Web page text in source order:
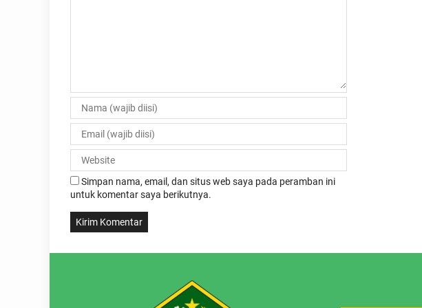
Simpan nama, email, dan situs web saya pada peramban ini
untuk komentar saya berikutnya.